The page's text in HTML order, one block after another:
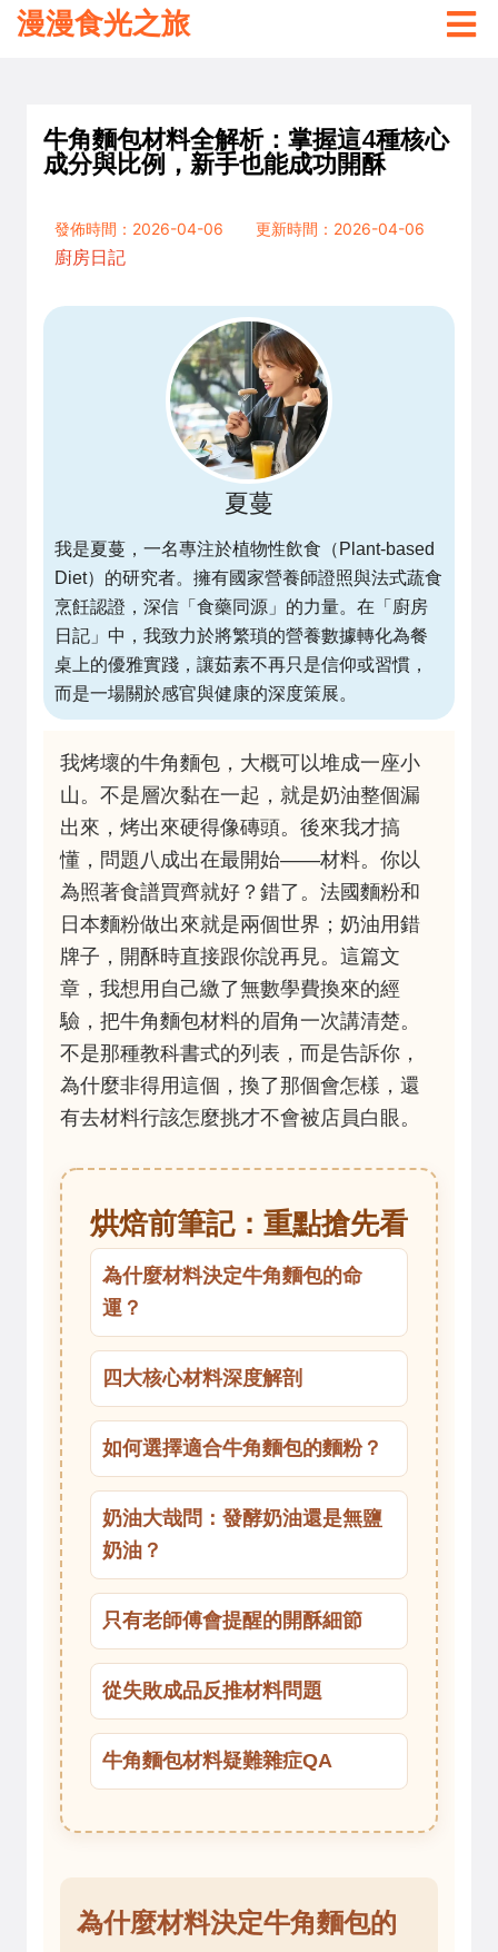
漫漫食光之旅
牛角麵包材料全解析：掌握這4種核心
成分與比例，新手也能成功開酥
發佈時間：2026-04-06
更新時間：2026-04-06
廚房日記
夏蔓
我是夏蔓，一名專注於植物性飲食（Plant-based
Diet）的研究者。擁有國家營養師證照與法式蔬食
烹飪認證，深信「食藥同源」的力量。在「廚房
日記」中，我致力於將繁瑣的營養數據轉化為餐
桌上的優雅實踐，讓茹素不再只是信仰或習慣，
而是一場關於感官與健康的深度策展。
我烤壞的牛角麵包，大概可以堆成一座小
山。不是層次黏在一起，就是奶油整個漏
出來，烤出來硬得像磚頭。後來我才搞
懂，問題八成出在最開始——材料。你以
為照著食譜買齊就好？錯了。法國麵粉和
日本麵粉做出來就是兩個世界；奶油用錯
牌子，開酥時直接跟你說再見。這篇文
章，我想用自己繳了無數學費換來的經
驗，把牛角麵包材料的眉角一次講清楚。
不是那種教科書式的列表，而是告訴你，
為什麼非得用這個，換了那個會怎樣，還
有去材料行該怎麼挑才不會被店員白眼。
烘焙前筆記：重點搶先看
為什麼材料決定牛角麵包的命
運？
四大核心材料深度解剖
如何選擇適合牛角麵包的麵粉？
奶油大哉問：發酵奶油還是無鹽
奶油？
只有老師傅會提醒的開酥細節
從失敗成品反推材料問題
牛角麵包材料疑難雜症QA
為什麼材料決定牛角麵包的